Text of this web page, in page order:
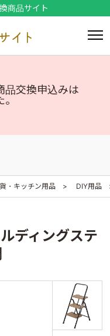
商品サイト
品交換申込みは
・キッチン用品 DIY用品
ディングステ